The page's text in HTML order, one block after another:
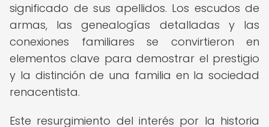
significado de sus apellidos. Los escudos de
armas, las genealogías detalladas y las
conexiones familiares se convirtieron en
elementos clave para demostrar el prestigio
y la distinción de una familia en la sociedad
renacentista.
Este resurgimiento del interés por la historia